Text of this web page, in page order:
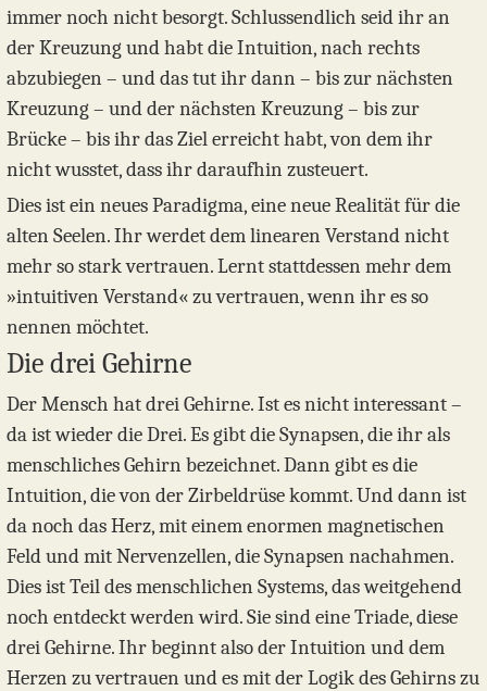
immer noch nicht besorgt. Schlussendlich seid ihr an
der Kreuzung und habt die Intuition, nach rechts
abzubiegen – und das tut ihr dann – bis zur nächsten
Kreuzung – und der nächsten Kreuzung – bis zur
Brücke – bis ihr das Ziel erreicht habt, von dem ihr
nicht wusstet, dass ihr daraufhin zusteuert.
Dies ist ein neues Paradigma, eine neue Realität für die
alten Seelen. Ihr werdet dem linearen Verstand nicht
mehr so stark vertrauen. Lernt stattdessen mehr dem
»intuitiven Verstand« zu vertrauen, wenn ihr es so
nennen möchtet.
Die drei Gehirne
Der Mensch hat drei Gehirne. Ist es nicht interessant –
da ist wieder die Drei. Es gibt die Synapsen, die ihr als
menschliches Gehirn bezeichnet. Dann gibt es die
Intuition, die von der Zirbeldrüse kommt. Und dann ist
da noch das Herz, mit einem enormen magnetischen
Feld und mit Nervenzellen, die Synapsen nachahmen.
Dies ist Teil des menschlichen Systems, das weitgehend
noch entdeckt werden wird. Sie sind eine Triade, diese
drei Gehirne. Ihr beginnt also der Intuition und dem
Herzen zu vertrauen und es mit der Logik des Gehirns zu